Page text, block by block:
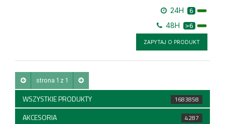
24H 6
48H >6
ZAPYTAJ O PRODUKT
strona 1 z 1
WSZYSTKIE PRODUKTY 1683858
AKCESORIA 4287